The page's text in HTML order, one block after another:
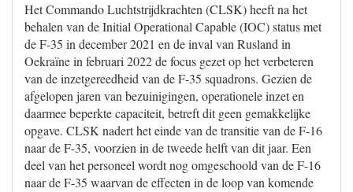
Het Commando Luchtstrijdkrachten (CLSK) heeft na het
behalen van de Initial Operational Capable (IOC) status met
de F-35 in december 2021 en de inval van Rusland in
Oekraïne in februari 2022 de focus gezet op het verbeteren
van de inzetgereedheid van de F-35 squadrons. Gezien de
afgelopen jaren van bezuinigingen, operationele inzet en
daarmee beperkte capaciteit, betreft dit geen gemakkelijke
opgave. CLSK nadert het einde van de transitie van de F-16
naar de F-35, voorzien in de tweede helft van dit jaar. Een
deel van het personeel wordt nog omgeschoold van de F-16
naar de F-35 waarvan de effecten in de loop van komende